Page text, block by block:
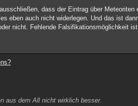
dass der Eintrag über
eben auch nicht widerlegen. Und das ist
nicht. Fehlende Falsifikationsmöglichkeit
aus dem All nicht wirklich besser.